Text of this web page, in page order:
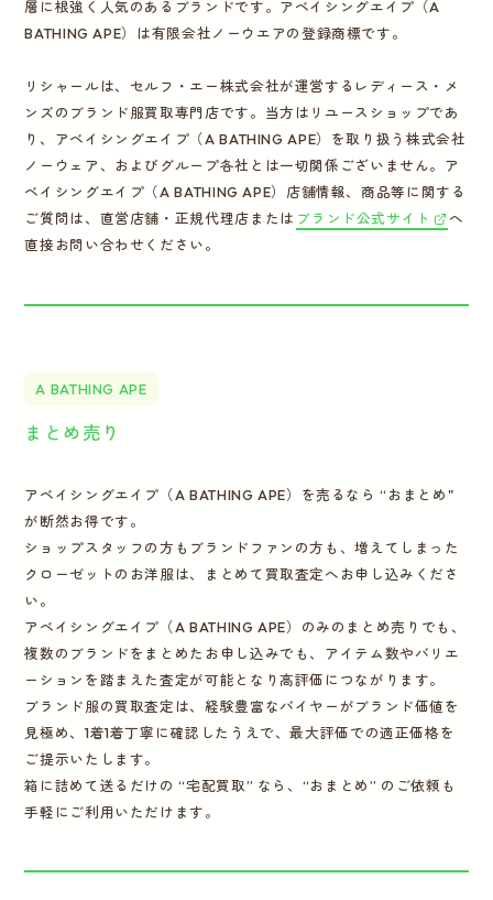
層に根強く人気のあるブランドです。アベイシングエイプ（A
BATHING APE）は有限会社ノーウエアの登録商標です。
リシャールは、セルフ・エー株式会社が運営するレディース・メ
ンズのブランド服買取専門店です。当方はリユースショップであ
り、アベイシングエイプ（A BATHING APE）を取り扱う株式会社
ノーウェア、およびグループ各社とは一切関係ございません。ア
ベイシングエイプ（A BATHING APE）店舗情報、商品等に関する
ご質問は、直営店舗・正規代理店または ブランド公式サイト
へ
直接お問い合わせください。
A BATHING APE
まとめ売り
アベイシングエイプ（A BATHING APE）を売るなら “おまとめ"
が断然お得です。
ショップスタッフの方もブランドファンの方も、増えてしまった
クローゼットのお洋服は、まとめて買取査定へお申し込みくださ
い。
アベイシングエイプ（A BATHING APE）のみのまとめ売りでも、
複数のブランドをまとめたお申し込みでも、アイテム数やバリエ
ーションを踏まえた査定が可能となり高評価につながります。
ブランド服の買取査定は、経験豊富なバイヤーがブランド価値を
見極め、1着1着丁寧に確認したうえで、最大評価での適正価格を
ご提示いたします。
箱に詰めて送るだけの “宅配買取” なら、“おまとめ” のご依頼も
手軽にご利用いただけます。